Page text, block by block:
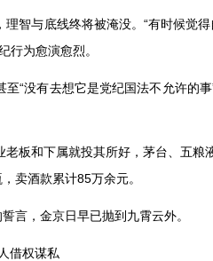
智与底线终将被淹没。 “有时候觉
行为愈演愈烈。
至“没有去想它是党纪国法不允许的事
老板和下属就投其所好，茅台、五
，卖酒款累计85万余元。
誓言，金京日早已抛到九霄云外。
借权谋私